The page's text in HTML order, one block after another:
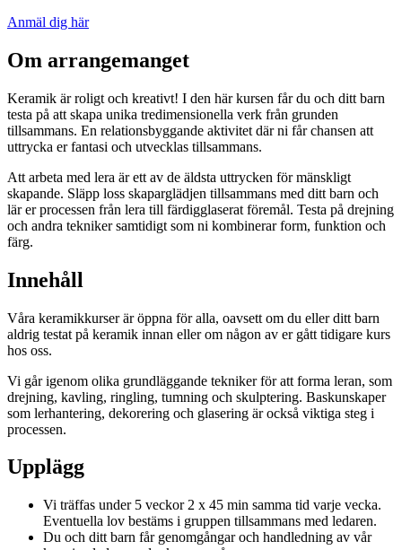
Anmäl dig här
Om arrangemanget
Keramik är roligt och kreativt! I den här kursen får du och ditt barn
testa på att skapa unika tredimensionella verk från grunden
tillsammans. En relationsbyggande aktivitet där ni får chansen att
uttrycka er fantasi och utvecklas tillsammans.
Att arbeta med lera är ett av de äldsta uttrycken för mänskligt
skapande. Släpp loss skaparglädjen tillsammans med ditt barn och
lär er processen från lera till färdigglaserat föremål. Testa på drejning
och andra tekniker samtidigt som ni kombinerar form, funktion och
färg.
Innehåll
Våra keramikkurser är öppna för alla, oavsett om du eller ditt barn
aldrig testat på keramik innan eller om någon av er gått tidigare kurs
hos oss.
Vi går igenom olika grundläggande tekniker för att forma leran, som
drejning, kavling, ringling, tumning och skulptering. Baskunskaper
som lerhantering, dekorering och glasering är också viktiga steg i
processen.
Upplägg
Vi träffas under 5 veckor 2 x 45 min samma tid varje vecka.
Eventuella lov bestäms i gruppen tillsammans med ledaren.
Du och ditt barn får genomgångar och handledning av vår